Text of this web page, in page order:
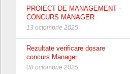
PROIECT DE MANAGEMENT -
CONCURS MANAGER
13 octombrie 2025
Rezultate verificare dosare
concurs Manager
08 octombrie 2025